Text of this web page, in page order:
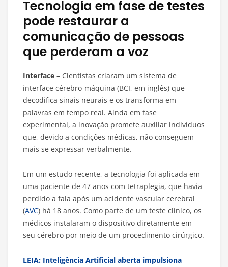
Tecnologia em fase de testes
pode restaurar a
comunicação de pessoas
que perderam a voz
Interface – Cientistas criaram um sistema de
interface cérebro-máquina (BCI, em inglês) que
decodifica sinais neurais e os transforma em
palavras em tempo real. Ainda em fase
experimental, a inovação promete auxiliar indivíduos
que, devido a condições médicas, não conseguem
mais se expressar verbalmente.
Em um estudo recente, a tecnologia foi aplicada em
uma paciente de 47 anos com tetraplegia, que havia
perdido a fala após um acidente vascular cerebral
(AVC) há 18 anos. Como parte de um teste clínico, os
médicos instalaram o dispositivo diretamente em
seu cérebro por meio de um procedimento cirúrgico.
LEIA: Inteligência Artificial aberta impulsiona